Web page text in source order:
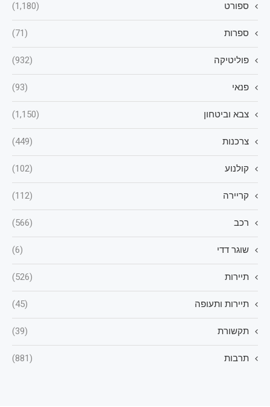
ספורט (1,180)
ספרות (71)
פוליטיקה (932)
פנאי (93)
צבא וביטחון (1,150)
צרכנות (449)
קולנוע (102)
קריירה (112)
רכב (566)
שוגר דדי (6)
תיירות (526)
תיירות ותעופה (45)
תקשורת (39)
תרבות (881)